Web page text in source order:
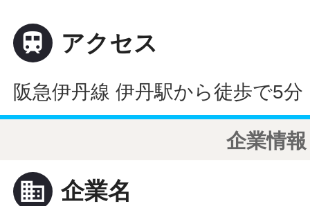
 アクセス
阪急伊丹線 伊丹駅から徒歩で5分
企業情報
business 企業名